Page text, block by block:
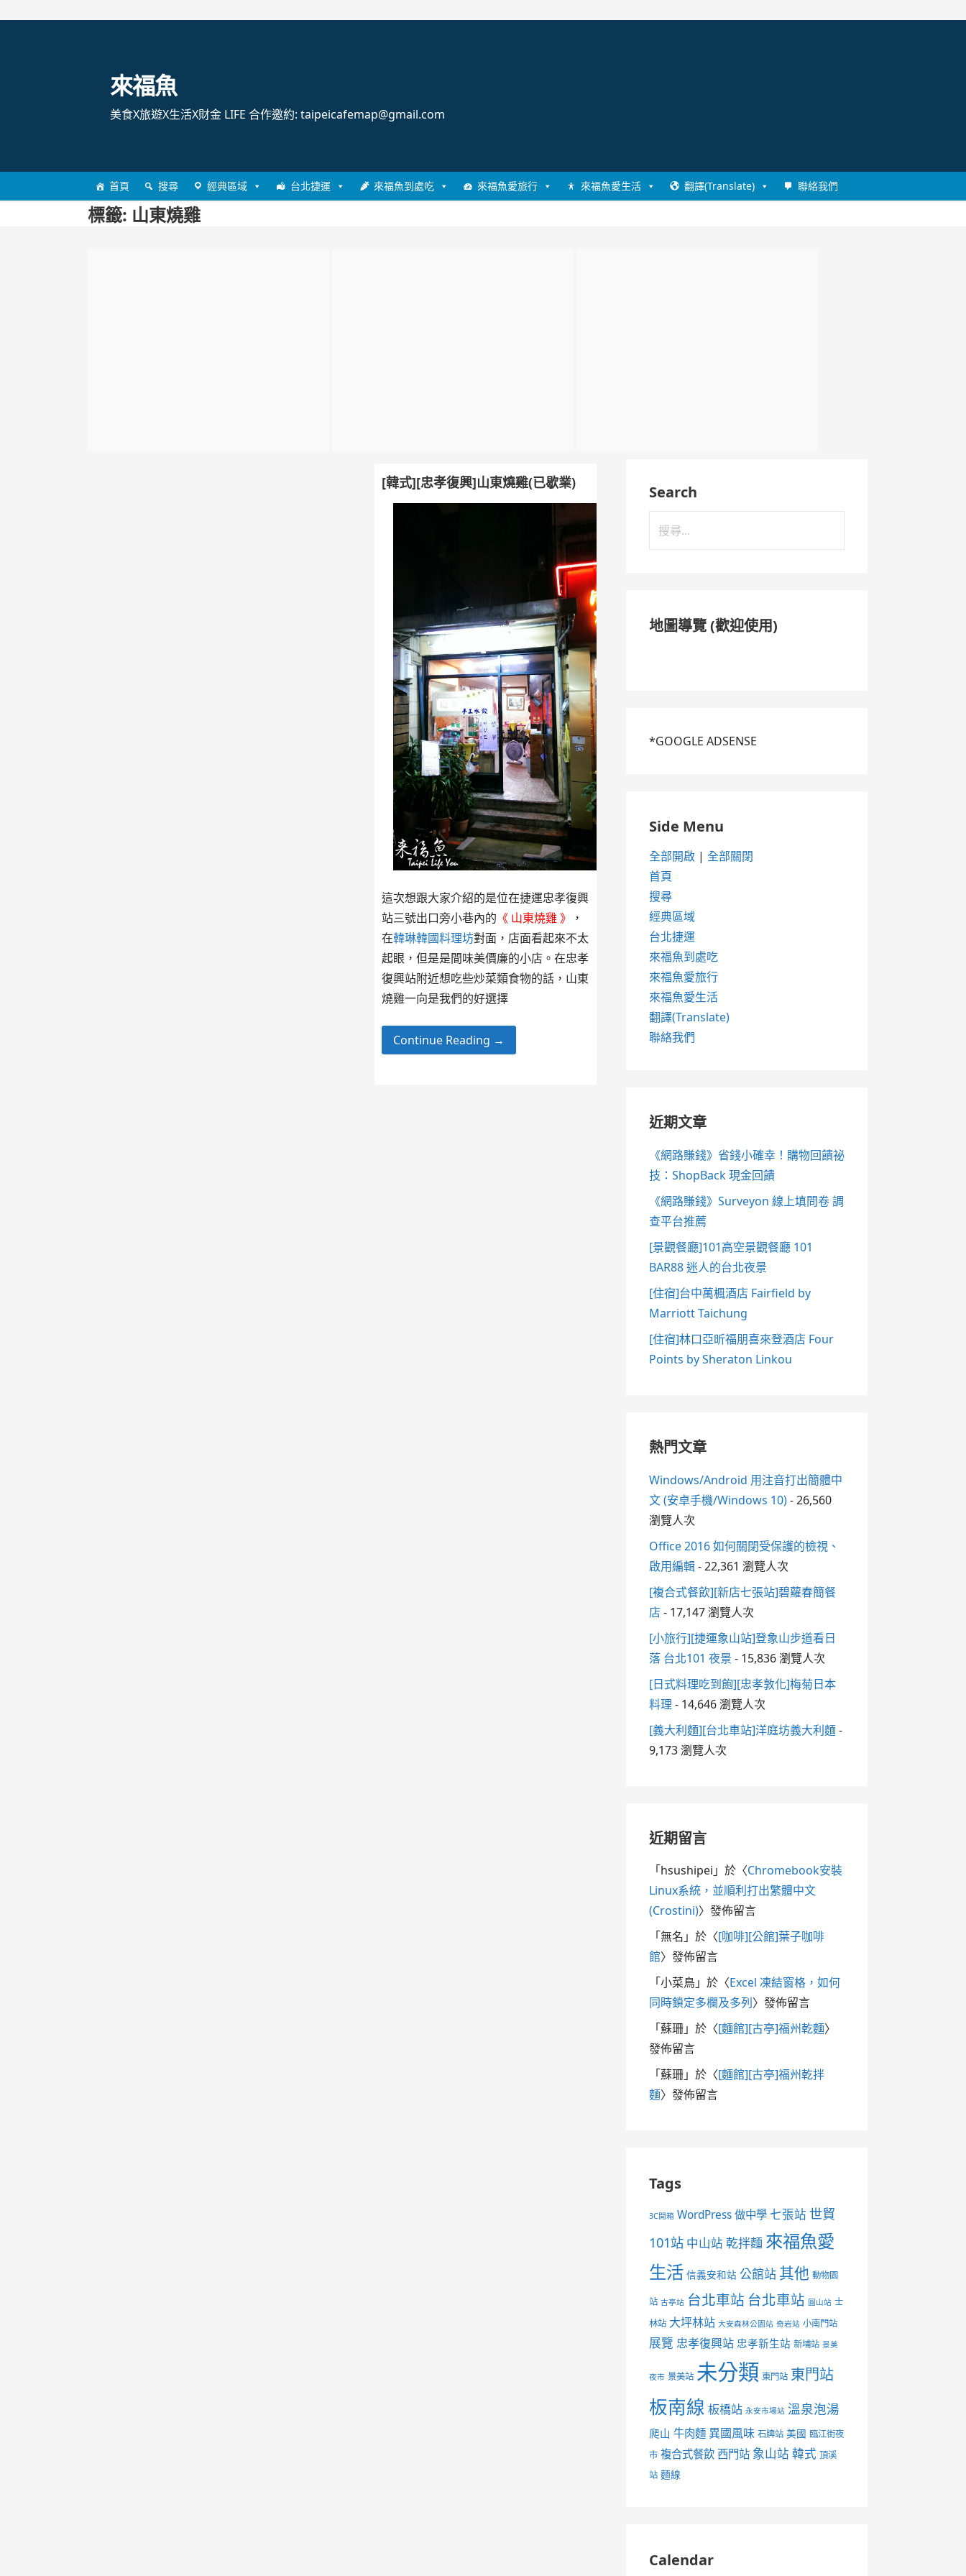
來福魚
美食X旅遊X生活X財金 LIFE 合作邀約: taipeicafemap@gmail.com
首頁 搜尋 經典區域 台北捷運 來福魚到處吃 來福魚愛旅行 來福魚愛生活 翻譯(Translate) 聯絡我們
標籤: 山東燒雞
[韓式][忠孝復興]山東燒雞(已歇業)
這次想跟大家介紹的是位在捷運忠孝復興
站三號出口旁小巷內的 《 山東燒雞 》
，
在韓琳韓國料理坊對面，店面看起來不太
起眼，但是是間味美價廉的小店。在忠孝
復興站附近想吃些炒菜類食物的話，山東
燒雞一向是我們的好選擇
Continue Reading →
Search
尋
地圖導覽 (歡迎使用)
*GOOGLE ADSENSE
Side Menu
全部開啟| 全部關閉
首頁
搜尋
經典區域
台北捷運
來福魚到處吃
來福魚愛旅行
來福魚愛生活
翻譯(Translate)
聯絡我們
近期文章
《網路賺錢》省錢小確幸！購物回饋祕
技：ShopBack 現金回饋
《網路賺錢》Surveyon 線上填問卷 調
查平台推薦
[景觀餐廳]101高空景觀餐廳 101
BAR88 迷人的台北夜景
[住宿]台中萬楓酒店 Fairfield by
Marriott Taichung
[住宿]林口亞昕福朋喜來登酒店 Four
Points by Sheraton Linkou
熱門文章
Windows/Android 用注音打出簡體中
文 (安卓手機/Windows 10)- 26,560
瀏覽人次
Office 2016 如何關閉受保護的檢視、
啟用編輯- 22,361 瀏覽人次
[複合式餐飲][新店七張站]碧蘿春簡餐
店- 17,147 瀏覽人次
[小旅行][捷運象山站]登象山步道看日
落 台北101 夜景 - 15,836 瀏覽人次
[日式料理吃到飽][忠孝敦化]梅菊日本
料理 - 14,646 瀏覽人次
[義大利麵][台北車站]洋庭坊義大利麵-
9,173 瀏覽人次
近期留言
「hsushipei 」於〈Chromebook安裝
Linux系統，並順利打出繁體中文
(Crostini)〉發佈留言
「無名 」於〈[咖啡][公館]葉子咖啡
館〉發佈留言
「小菜鳥」於〈Excel 凍結窗格，如何
同時鎖定多欄及多列〉發佈留言
「蘇珊」於〈[麵館][古亭]福州乾麵〉
發佈留言
「蘇珊」於〈[麵館][古亭]福州乾拌
麵〉發佈留言
Tags
3C開箱 WordPress 做中學 七張站 世貿
101站 中山站 乾拌麵 來福魚愛
生活 信義安和站 公館站 其他 動物園
站 古亭站 台北車站 台北車站 圓山站 士
林站 大坪林站 大安森林公園站 奇岩站 小南門站
展覽 忠孝復興站 忠孝新生站 新埔站 景美
夜市 景美站 未分類 東門站 東門站
板南線 板橋站 永安市場站 溫泉泡湯
爬山 牛肉麵 異國風味 石牌站 美國 臨江街夜
市 複合式餐飲 西門站 象山站 韓式 頂溪
站 麵線
Calendar